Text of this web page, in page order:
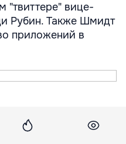
"твиттере" вице-
Рубин. Также Шмидт
приложений в
активируется 350
базе мобильной